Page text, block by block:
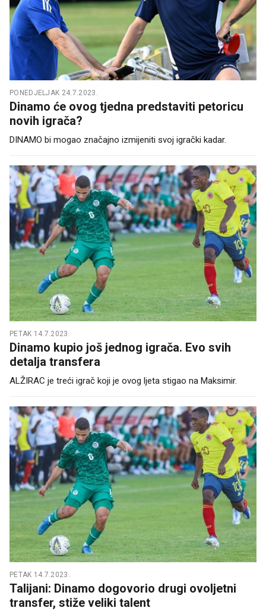
PONEDJELJAK 24.7.2023.
Dinamo će ovog tjedna predstaviti petoricu
novih igrača?
DINAMO bi mogao značajno izmijeniti svoj igrački kadar.
PETAK 14.7.2023.
Dinamo kupio još jednog igrača. Evo svih
detalja transfera
ALŽIRAC je treći igrač koji je ovog ljeta stigao na Maksimir.
PETAK 14.7.2023.
Talijani: Dinamo dogovorio drugi ovoljetni
transfer, stiže veliki talent